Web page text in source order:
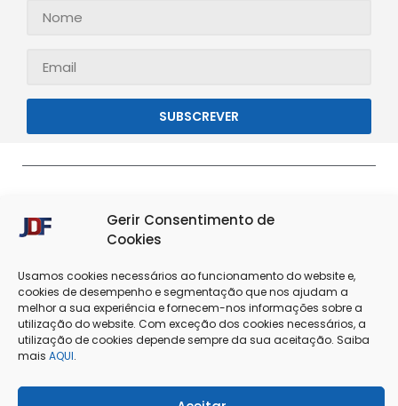
Gerir Consentimento de
Cookies
Usamos cookies necessários ao funcionamento do website e,
cookies de desempenho e segmentação que nos ajudam a
melhor a sua experiência e fornecem-nos informações sobre a
utilização do website. Com exceção dos cookies necessários, a
utilização de cookies depende sempre da sua aceitação. Saiba
mais AQUI.
SUBSCREVER
Termos & Condições
Política de Privacidade
Política de Cookies
Livro de Reclamações